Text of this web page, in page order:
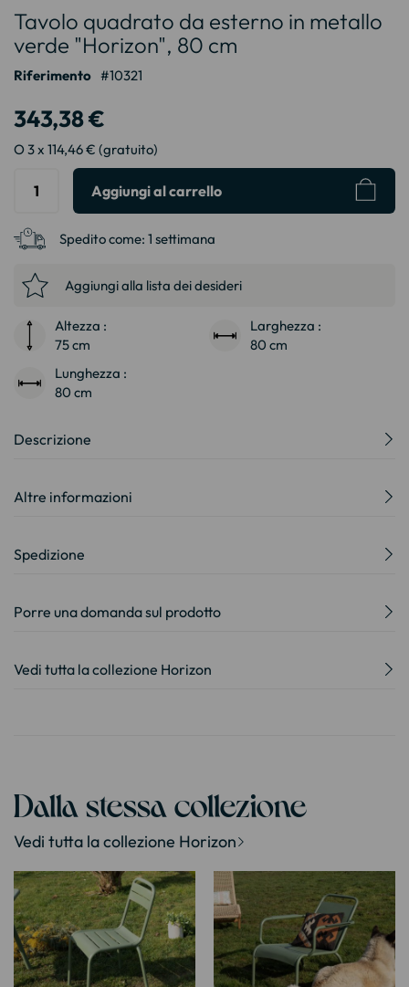
all'inizio
della
galleria
di
Tavolo quadrato da esterno in metallo
verde "Horizon", 80 cm
Riferimento 10321
343,38 €
O 3 x 114,46 € (gratuito)
Aggiungi al carrello
Spedito come: 1 settimana
Aggiungi alla lista dei desideri
Altezza :
75 cm
Larghezza :
80 cm
Lunghezza :
80 cm
Descrizione
Altre informazioni
Spedizione
Porre una domanda sul prodotto
Vedi tutta la collezione Horizon
Dalla stessa collezione
Vedi tutta la collezione Horizon